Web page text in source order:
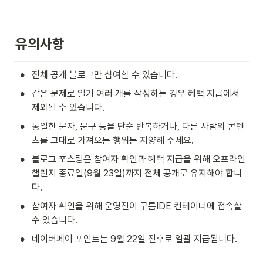
유의사항
• 전체 공개 블로그만 참여할 수 있습니다.
•
같은 문제로 일기 여러 개를 작성하는 경우 혜택 지급에서
제외될 수 있습니다.
•
동일한 문자, 문구 등을 단순 반복하거나, 다른 사람의 콘텐
츠를 그대로 가져오는 행위는 지양해 주세요.
•
블로그 포스팅은 참여자 확인과 혜택 지급을 위해 오프라인
챌린지 종료일(9월 23일)까지 전체 공개로 유지해야 합니
다.
•
참여자 확인을 위해 운영진이 구름IDE 컨테이너에 접속할
수 있습니다.
• 네이버페이 포인트는 9월 22일 전후로 일괄 지급됩니다.